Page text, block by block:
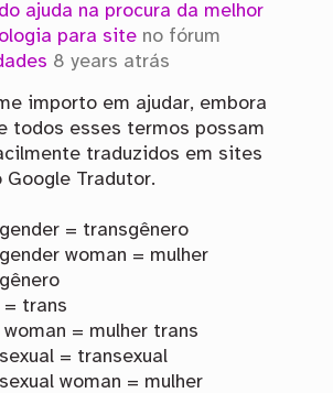
ajuda na procura da melhor
para site no fórum
8 years atrás
importo em ajudar, embora
todos esses termos possam
traduzidos em sites
Google Tradutor.
= transgênero
woman = mulher
= trans
= mulher trans
= transexual
woman = mulher